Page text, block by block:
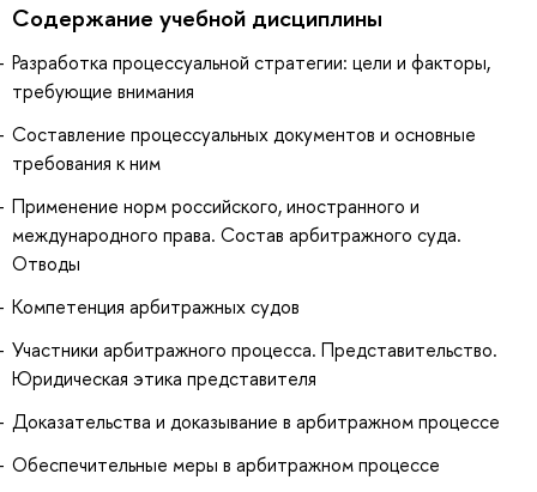
Содержание учебной дисциплины
Разработка процессуальной стратегии: цели и факторы,
требующие внимания
Составление процессуальных документов и основные
требования к ним
Применение норм российского, иностранного и
международного права. Состав арбитражного суда.
Отводы
Компетенция арбитражных судов
Участники арбитражного процесса. Представительство.
Юридическая этика представителя
Доказательства и доказывание в арбитражном процессе
Обеспечительные меры в арбитражном процессе